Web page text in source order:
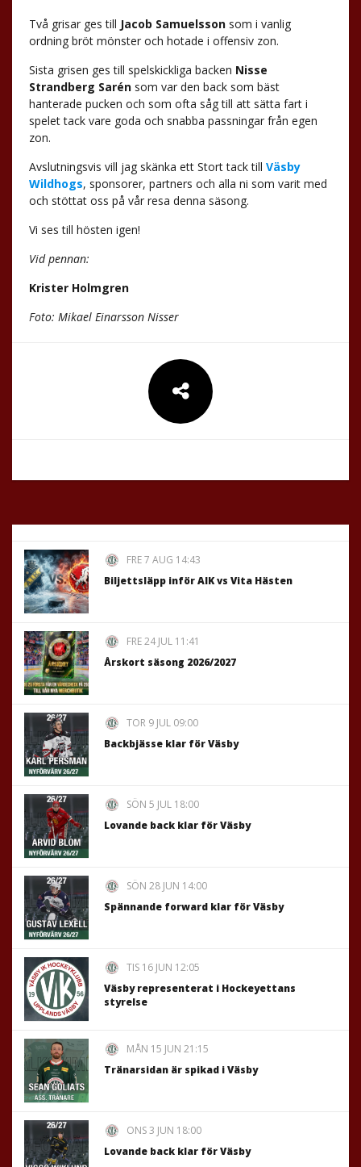
Två grisar ges till Jacob Samuelssonsom i vanlig
ordning bröt mönster och hotade i offensiv zon.
Sista grisen ges till spelskickliga backen Nisse
Strandberg Sarénsom var den back som bäst
hanterade pucken och som ofta såg till att sätta fart i
spelet tack vare goda och snabba passningar från egen
zon.
Avslutningsvis vill jag skänka ett Stort tack till Väsby
Wildhogs, sponsorer, partners och alla ni som varit med
och stöttat oss på vår resa denna säsong.
Vi ses till hösten igen!
Vid pennan:
Krister Holmgren
Foto: Mikael Einarsson Nisser
FRE 7 AUG 14:43
Biljettsläpp inför AIK vs Vita Hästen
FRE 24 JUL 11:41
Årskort säsong 2026/2027
TOR 9 JUL 09:00
Backbjässe klar för Väsby
SÖN 5 JUL 18:00
Lovande back klar för Väsby
SÖN 28 JUN 14:00
Spännande forward klar för Väsby
TIS 16 JUN 12:05
Väsby representerat i Hockeyettans
styrelse
MÅN 15 JUN 21:15
Tränarsidan är spikad i Väsby
ONS 3 JUN 18:00
Lovande back klar för Väsby